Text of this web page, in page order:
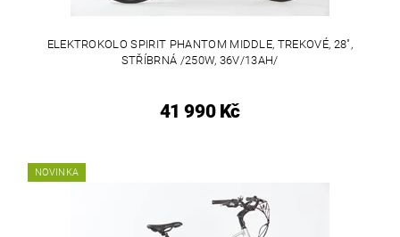
ELEKTROKOLO SPIRIT PHANTOM MIDDLE, TREKOVÉ, 28",
STŘÍBRNÁ /250W, 36V/13AH/
41 990 Kč
NOVINKA